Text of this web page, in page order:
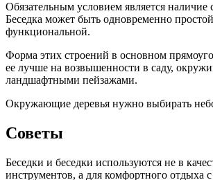
Обязательным условием является наличие
Беседка может быть одновременно
функциональной.
Форма этих строений в основном
ее лучше на возвышенности в саду,
ландшафтными пейзажами.
Окружающие деревья нужно выбирать
Советы
Беседки и беседки используются не в
инструментов, а для комфортного отдыха